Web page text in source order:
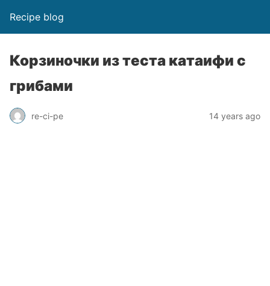
Recipe blog
Корзиночки из теста катаифи с
грибами
re-ci-pe 14 years ago